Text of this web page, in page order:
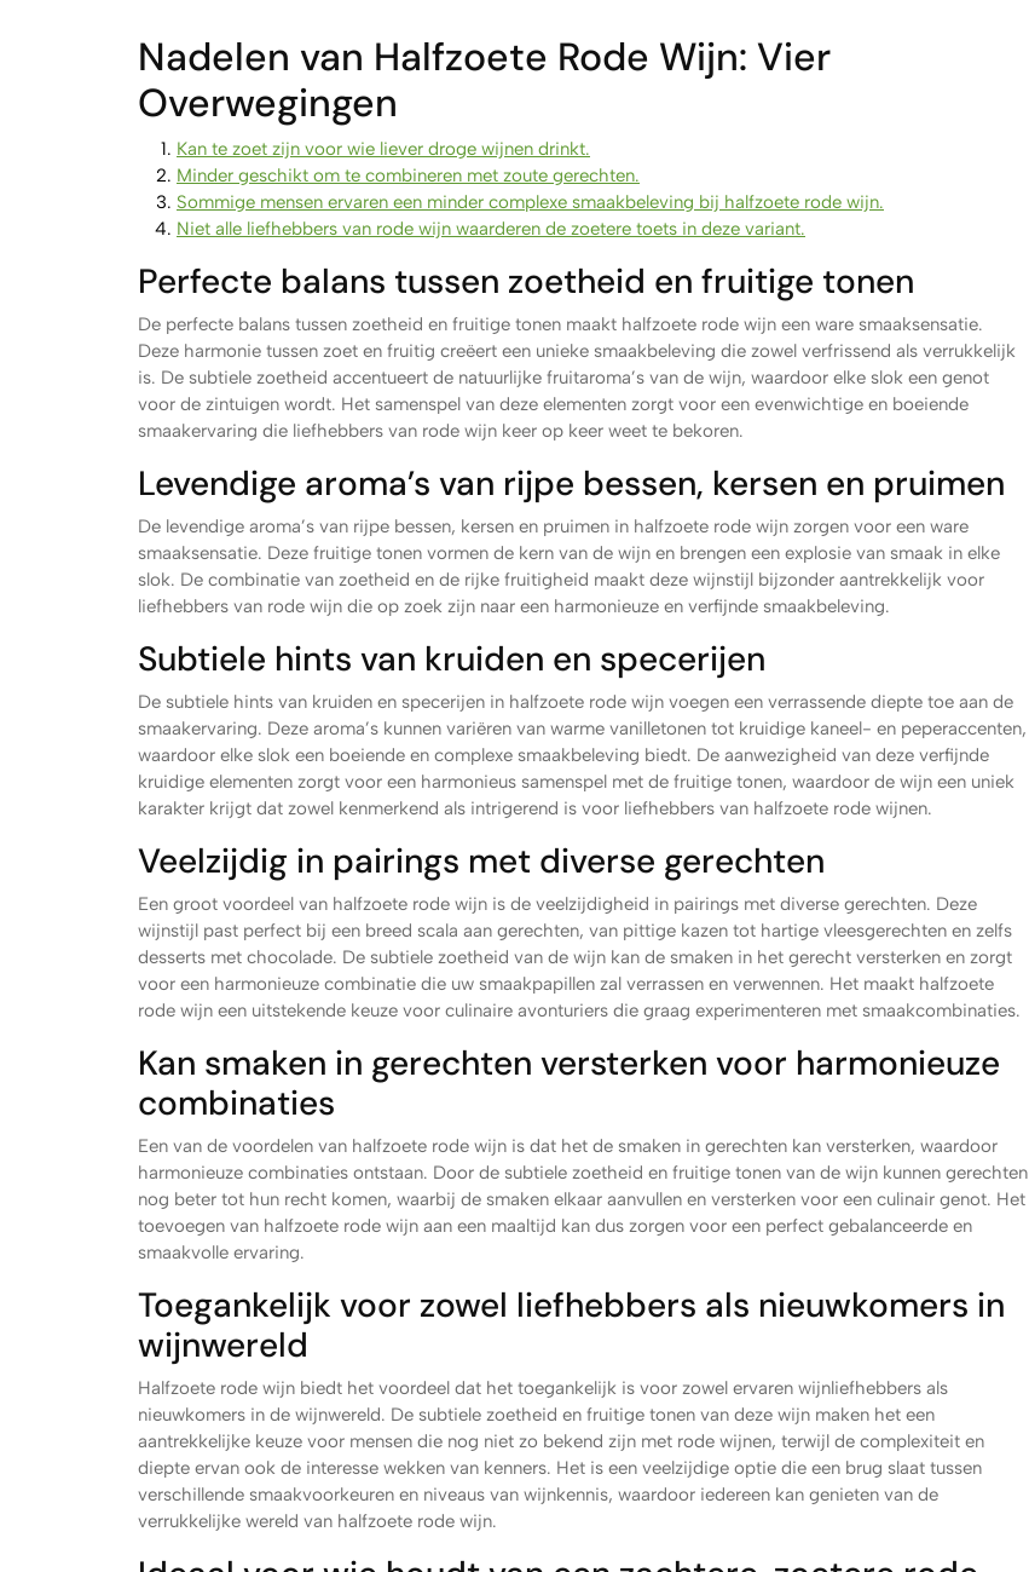
Nadelen van Halfzoete Rode Wijn: Vier
Overwegingen
Kan te zoet zijn voor wie liever droge wijnen drinkt.
Minder geschikt om te combineren met zoute gerechten.
Sommige mensen ervaren een minder complexe smaakbeleving bij halfzoete rode wijn.
Niet alle liefhebbers van rode wijn waarderen de zoetere toets in deze variant.
Perfecte balans tussen zoetheid en fruitige tonen
De perfecte balans tussen zoetheid en fruitige tonen maakt halfzoete rode wijn een ware smaaksensatie.
Deze harmonie tussen zoet en fruitig creëert een unieke smaakbeleving die zowel verfrissend als verrukkelijk
is. De subtiele zoetheid accentueert de natuurlijke fruitaroma’s van de wijn, waardoor elke slok een genot
voor de zintuigen wordt. Het samenspel van deze elementen zorgt voor een evenwichtige en boeiende
smaakervaring die liefhebbers van rode wijn keer op keer weet te bekoren.
Levendige aroma’s van rijpe bessen, kersen en pruimen
De levendige aroma’s van rijpe bessen, kersen en pruimen in halfzoete rode wijn zorgen voor een ware
smaaksensatie. Deze fruitige tonen vormen de kern van de wijn en brengen een explosie van smaak in elke
slok. De combinatie van zoetheid en de rijke fruitigheid maakt deze wijnstijl bijzonder aantrekkelijk voor
liefhebbers van rode wijn die op zoek zijn naar een harmonieuze en verfijnde smaakbeleving.
Subtiele hints van kruiden en specerijen
De subtiele hints van kruiden en specerijen in halfzoete rode wijn voegen een verrassende diepte toe aan de
smaakervaring. Deze aroma’s kunnen variëren van warme vanilletonen tot kruidige kaneel- en peperaccenten,
waardoor elke slok een boeiende en complexe smaakbeleving biedt. De aanwezigheid van deze verfijnde
kruidige elementen zorgt voor een harmonieus samenspel met de fruitige tonen, waardoor de wijn een uniek
karakter krijgt dat zowel kenmerkend als intrigerend is voor liefhebbers van halfzoete rode wijnen.
Veelzijdig in pairings met diverse gerechten
Een groot voordeel van halfzoete rode wijn is de veelzijdigheid in pairings met diverse gerechten. Deze
wijnstijl past perfect bij een breed scala aan gerechten, van pittige kazen tot hartige vleesgerechten en zelfs
desserts met chocolade. De subtiele zoetheid van de wijn kan de smaken in het gerecht versterken en zorgt
voor een harmonieuze combinatie die uw smaakpapillen zal verrassen en verwennen. Het maakt halfzoete
rode wijn een uitstekende keuze voor culinaire avonturiers die graag experimenteren met smaakcombinaties.
Kan smaken in gerechten versterken voor harmonieuze
combinaties
Een van de voordelen van halfzoete rode wijn is dat het de smaken in gerechten kan versterken, waardoor
harmonieuze combinaties ontstaan. Door de subtiele zoetheid en fruitige tonen van de wijn kunnen gerechten
nog beter tot hun recht komen, waarbij de smaken elkaar aanvullen en versterken voor een culinair genot. Het
toevoegen van halfzoete rode wijn aan een maaltijd kan dus zorgen voor een perfect gebalanceerde en
smaakvolle ervaring.
Toegankelijk voor zowel liefhebbers als nieuwkomers in
wijnwereld
Halfzoete rode wijn biedt het voordeel dat het toegankelijk is voor zowel ervaren wijnliefhebbers als
nieuwkomers in de wijnwereld. De subtiele zoetheid en fruitige tonen van deze wijn maken het een
aantrekkelijke keuze voor mensen die nog niet zo bekend zijn met rode wijnen, terwijl de complexiteit en
diepte ervan ook de interesse wekken van kenners. Het is een veelzijdige optie die een brug slaat tussen
verschillende smaakvoorkeuren en niveaus van wijnkennis, waardoor iedereen kan genieten van de
verrukkelijke wereld van halfzoete rode wijn.